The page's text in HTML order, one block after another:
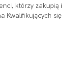
którzy zakupią i
Kwalifikujących się